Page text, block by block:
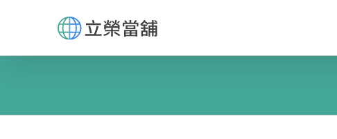
content